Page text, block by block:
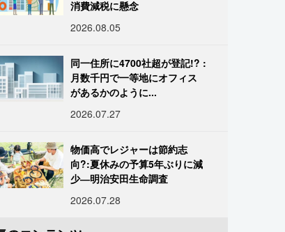
消費減税に懸念
2026.08.05
同一住所に4700社超が登記!? :
月数千円で一等地にオフィス
があるかのように...
2026.07.27
物価高でレジャーは節約志
向?:夏休みの予算5年ぶりに減
少―明治安田生命調査
2026.07.28